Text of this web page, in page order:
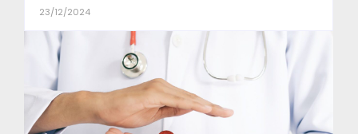
23/12/2024